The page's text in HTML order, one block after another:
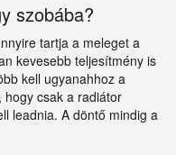
szobába?
tartja a meleget a
kevesebb teljesítmény is
kell ugyanahhoz a
hogy csak a radiátor
leadnia. A döntő mindig a